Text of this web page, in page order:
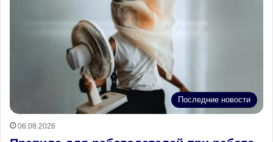
Последние новости
06.08.2026